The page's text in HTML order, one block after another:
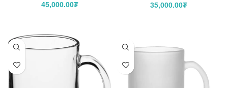
45,000.00₮
35,000.00₮